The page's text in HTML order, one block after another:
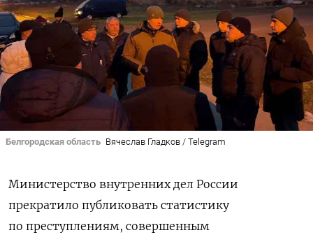
Белгородская область Вячеслав Гладков / Telegram
Министерство внутренних дел России
прекратило публиковать статистику
по преступлениям, совершенным